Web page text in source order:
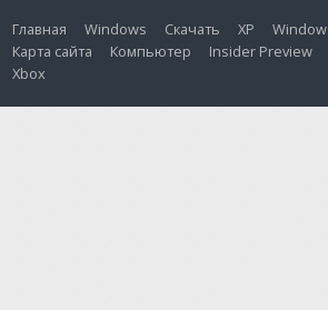
Главная Windows Скачать XP
Карта сайта
Компьютер Insider Preview
Xbox